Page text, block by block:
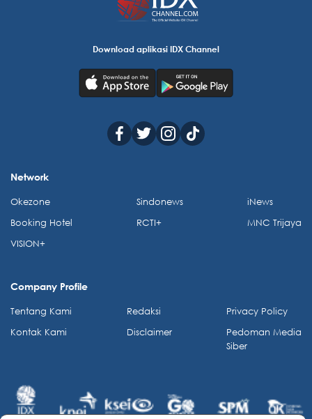
Download aplikasi IDX Channel
Network
Okezone
Booking Hotel
VISION+
Sindonews
RCTI+
iNews
MNC Trijaya
Company Profile
Tentang Kami
Kontak Kami
Redaksi
Disclaimer
Privacy Policy
Pedoman Media
Siber